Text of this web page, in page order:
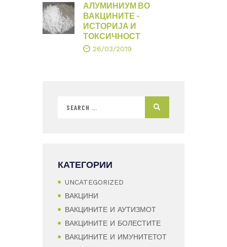
АЛУМИНИУМ ВО
ВАКЦИНИТЕ –
ИСТОРИЈА И
ТОКСИЧНОСТ
26/03/2019
КАТЕГОРИИ
UNCATEGORIZED
ВАКЦИНИ
ВАКЦИНИТЕ И АУТИЗМОТ
ВАКЦИНИТЕ И БОЛЕСТИТЕ
ВАКЦИНИТЕ И ИМУНИТЕТОТ